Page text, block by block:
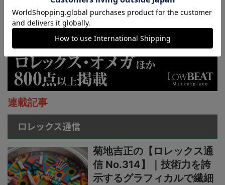
連載記事
ロレックス通信
菊地吉正の【ロレックス通
信 No.314】｜技術力を誇
示するグラフィカルで繊細